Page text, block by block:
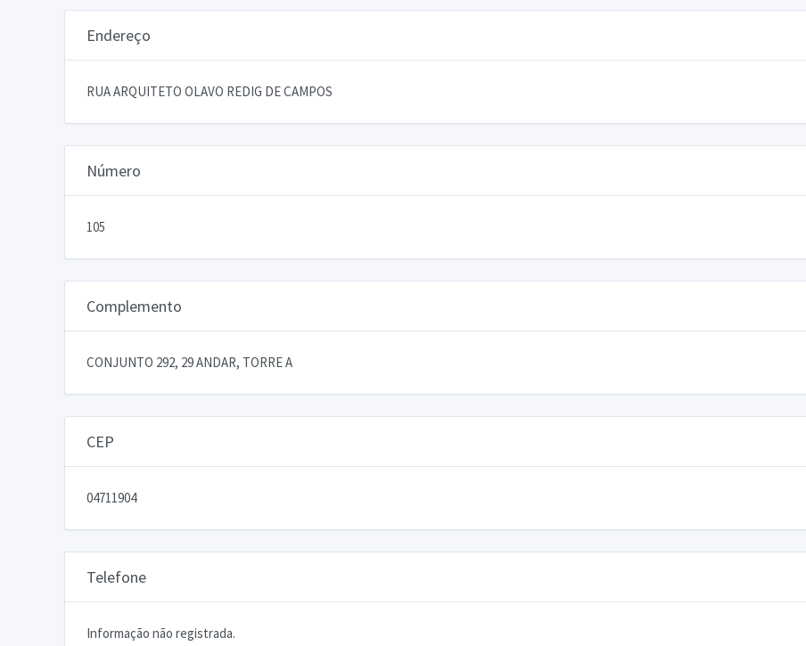
Endereço
RUA ARQUITETO OLAVO REDIG DE CAMPOS
Número
105
Complemento
CONJUNTO 292, 29 ANDAR, TORRE A
CEP
04711904
Telefone
Informação não registrada.